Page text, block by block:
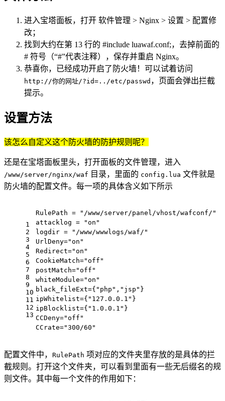
进入宝塔面板，打开 软件管理 > Nginx > 设置 > 配置修
改；
找到大约在第 13 行的 #include luawaf.conf;，去掉前面的
# 符号（“#”代表注释），保存并重启 Nginx。
恭喜你，已经成功开启了防火墙！可以试着访问
http://你的网址/?id=../etc/passwd ，页面会弹出拦截
提示。
设置方法
该怎么自定义这个防火墙的防护规则呢？
还是在宝塔面板里头，打开面板的文件管理，进入
/www/server/nginx/waf 目录，里面的 config.lua 文件就是
防火墙的配置文件。每一项的具体含义如下所示
1
2
3
4
5
6
7
8
9
10
11
12
13
RulePath =
"/www/server/panel/vhost/wafconf/"
attacklog =
"on"
logdir =
"/www/wwwlogs/waf/"
UrlDeny="on"
Redirect="on"
CookieMatch="off"
postMatch="off"
whiteModule="on"
black_fileExt={ "php" , "jsp"
ipWhitelist={ "127.0.0.1"
ipBlocklist={ "1.0.0.1"
CCDeny="off"
CCrate="300/60"
配置文件中， RulePath 项对应的文件夹里存放的是具体的拦
截规则。打开这个文件夹，可以看到里面有一些无后缀名的规
则文件。其中每一个文件的作用如下：